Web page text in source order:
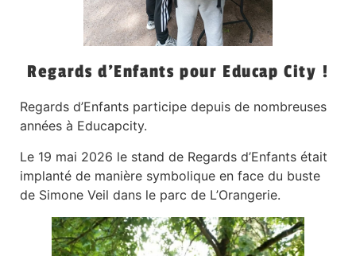
Regards d’Enfants pour Educap City !
Regards d’Enfants participe depuis de nombreuses
années à Educapcity.
Le 19 mai 2026 le stand de Regards d’Enfants était
implanté de manière symbolique en face du buste
de Simone Veil dans le parc de L’Orangerie.